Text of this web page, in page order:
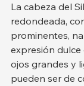
La cabeza del
redondeada,
prominentes,
expresión dulce
ojos grandes y
pueden ser de